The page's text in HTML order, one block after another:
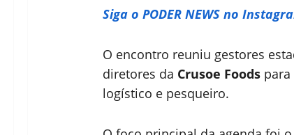
Siga o PODER NEWS no
O encontro reuniu gestores
diretores da Crusoe Foodspara
logístico e pesqueiro.